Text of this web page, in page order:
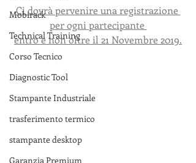
Mobirack
Technical Training
Corso Tecnico
Diagnostic Tool
Stampante Industriale
trasferimento termico
stampante desktop
Garanzia Premium
Ci dovrà pervenire una registrazione
per ogni partecipante
entro e non oltre il 21 Novembre 2019.